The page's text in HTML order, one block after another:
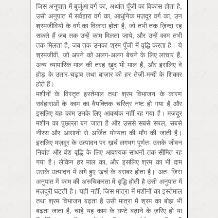
जिस अनुपात में बुर्जुआ वर्ग का, अर्थात पूँजी का विकास होता है,
उसी अनुपात में सर्वहारा वर्ग का, आधुनिक मज़दूर वर्ग का, उन
श्रमजीवियों के वर्ग का विकास होता है, जो तभी तक ज़िन्दा रह
सकते हैं जब तक उन्हें काम मिलता जाये, और उन्हें काम तभी
तक मिलता है, जब तक उनका श्रम पूँजी में वृद्धि करता है। ये
श्रमजीवी, जो अपने को अलग-अलग बेचने के लिए लाचार हैं,
अन्य व्यापारिक माल की तरह ख़ुद भी माल हैं, और इसलिए वे
होड़ के उतार-चढ़ाव तथा बाज़ार की हर तेज़ी-मन्दी के शिकार
होते हैं।
मशीनों के विस्तृत इस्तेमाल तथा श्रम विभाजन के कारण
सर्वहाराओं के काम का वैयक्तिक चरित्र नष्ट हो गया है और
इसलिए यह काम उनके लिए आकर्षक नहीं रह गया है। मज़दूर
मशीन का पुछल्ला बन जाता है और उससे सबसे सरल, सबसे
नीरस और आसानी से अर्जित योग्यता की माँग की जाती है।
इसलिए मज़दूर के उत्पादन पर ख़र्च लगभग पूर्णतः उसके जीवन
निर्वाह और वंश वृद्धि के लिए आवश्यक साधनों तक सीमित रह
गया है। लेकिन हर माल का, और इसलिए श्रम का भी दाम
उसके उत्पादन में लगे हुए ख़र्च के बराबर होता है। अतः जिस
अनुपात में काम की अरुचिकरता में वृद्धि होती है उसी अनुपात में
मज़दूरी घटती है। यही नहीं, जिस मात्रा में मशीनों का इस्तेमाल
तथा श्रम विभाजन बढ़ता है उसी मात्रा में श्रम का बोझ भी
बढ़ता जाता है, चाहे यह काम के घण्टे बढ़ाने के ज़रिए हो या